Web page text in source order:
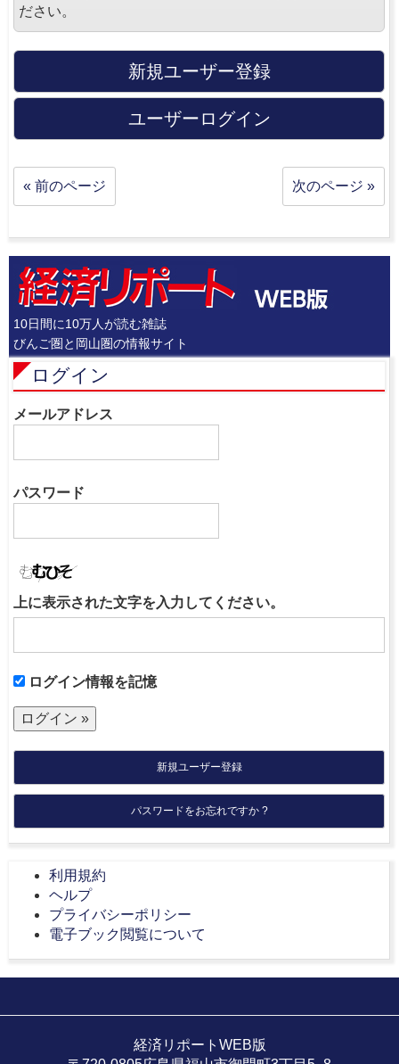
ださい。
新規ユーザー登録
ユーザーログイン
« 前のページ 次のページ »
10日間に10万人が読む雑誌
びんご圏と岡山圏の情報サイト
ログイン
メールアドレス
パスワード
上に表示された文字を入力してください。
ログイン情報を記憶
新規ユーザー登録
パスワードをお忘れですか ?
利用規約
ヘルプ
プライバシーポリシー
電子ブック閲覧について
経済リポートWEB版